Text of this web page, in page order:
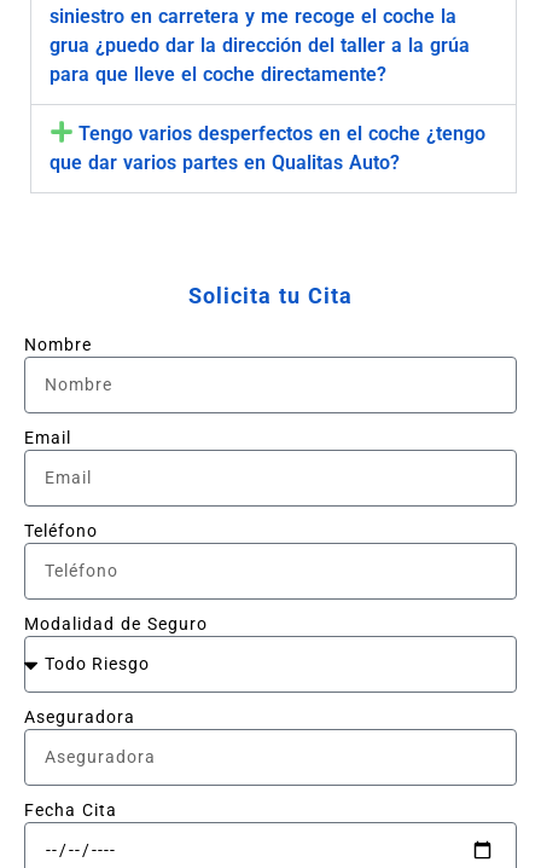
siniestro en carretera y me recoge el coche la
grua ¿puedo dar la dirección del taller a la grúa
para que lleve el coche directamente?
Tengo varios desperfectos en el coche ¿tengo
que dar varios partes en Qualitas Auto?
Solicita tu Cita
Nombre
Email
Teléfono
Modalidad de Seguro
Aseguradora
Fecha Cita